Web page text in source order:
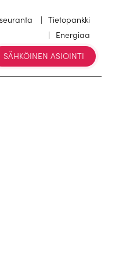
Tietopankki
Energiaa
SÄHKÖINEN ASIOINTI